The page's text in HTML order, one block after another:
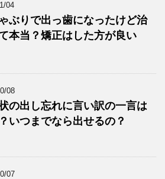
04
ぶりで出っ歯になったけど治
本当？矯正はした方が良い
08
の出し忘れに言い訳の一言は
いつまでなら出せるの？
07